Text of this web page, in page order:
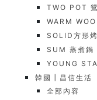
TWO POT
WARM
SOLID方形
SUM 蒸煮鍋
YOUNG
韓國┃昌信生活
全部內容